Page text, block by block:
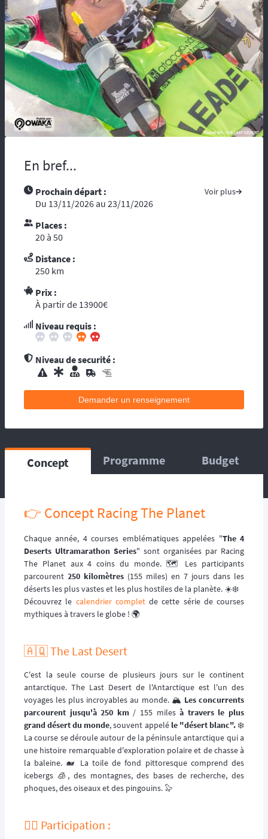
En bref...
Prochain départ : Voir plus
Du 13/11/2026 au 23/11/2026
Places :
20 à 50
Distance :
250 km
Prix :
À partir de 13900€
Niveau requis :
Niveau de securité :
maladie, vous risquez d’être coupés du
monde et de tous moyens de secours.
Compter sur l’assistance des autochtones
n’est pas toujours aisée …. Nous vous
recommandons de partir avec tous les
contacts administratifs et de secours
disponibles sur les pays traversés, prenez
avec vous les guides touristiques comme : «
le Guide du Routard ». Et par ces temps de
crise mondiale, consultez le site du ministère
des affaires étrangères :« Conseils aux
couverture à 100%, donc il est fortement
d’un téléphone ou d’une balise satellitaire.
L’organisation dispose d’un
secours. Dans le cadre d’une randonnée,
d’intervention des premiers secours et les
d’une équipe médicale. Ils se répartissent sur
course. La balise satellitaire est fortement
conseillée pour les accidents qui pourraient
survenir en dehors du tracé, ou les égarés.
L’organisation dispose d’au moins une
ambulance et/ou véhicule médicalisé à
poste ainsi que des médecins et équipes
médicales qui se répartissent sur le circuit,
L’organisation dispose d’hélicoptère(s),
ainsi que des médecins et équipes médicales
qui se répartissent sur le circuit, ou suivent la
Demander un renseignement
Concept Programme Budget
👉 Concept Racing The Planet
Chaque année, 4 courses emblématiques appelées "The 4
Deserts Ultramarathon Series" sont organisées par Racing
The Planet aux 4 coins du monde. 🗺️ Les participants
parcourent 250 kilomètres (155 miles) en 7 jours dans les
déserts les plus vastes et les plus hostiles de la planète. ☀️❄️
Découvrez le calendrier completde cette série de courses
mythiques à travers le globe ! 🌍
🇦🇶 The Last Desert
C'est la seule course de plusieurs jours sur le continent
antarctique. The Last Desert de l'Antarctique est l'un des
voyages les plus incroyables au monde. 🏔️ Les concurrents
parcourent jusqu'à 250 km/ 155 milesà travers le plus
grand désert du monde, souvent appelé le "désert blanc".❄️
La course se déroule autour de la péninsule antarctique qui a
une histoire remarquable d'exploration polaire et de chasse à
la baleine. 🐋 La toile de fond pittoresque comprend des
icebergs 🧊, des montagnes, des bases de recherche, des
phoques, des oiseaux et des pingouins. 🦭
🏃‍♂️ Participation :